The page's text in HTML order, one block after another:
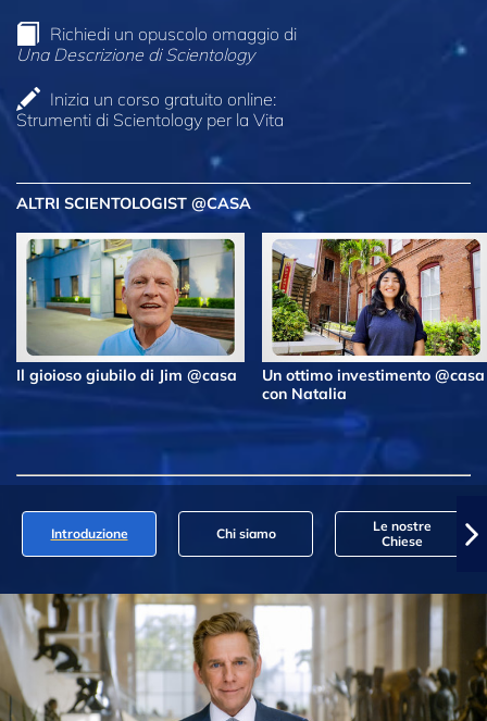
Richiedi un opuscolo omaggio di
Una Descrizione di Scientology
Inizia un corso gratuito online:
Strumenti di Scientology per la Vita
ALTRI SCIENTOLOGIST @CASA
Il gioioso giubilo di Jim @casa
Un ottimo investimento @casa
con Natalia
Introduzione Chi siamo
Le nostre
Chiese